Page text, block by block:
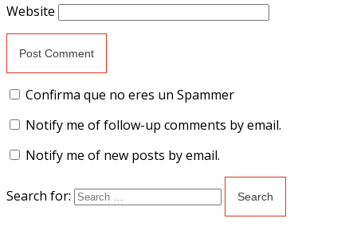
Website
Confirma que no eres un Spammer
Notify me of follow-up comments by email.
Notify me of new posts by email.
Search for: